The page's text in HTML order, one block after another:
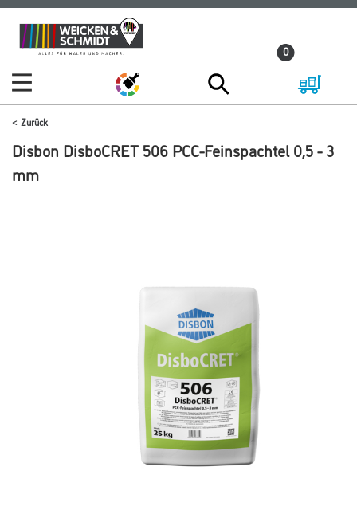
Zum
Inhalt
Zum
Navigationsmenü
0
Zurück
Disbon DisboCRET 506 PCC-Feinspachtel 0,5 - 3
mm